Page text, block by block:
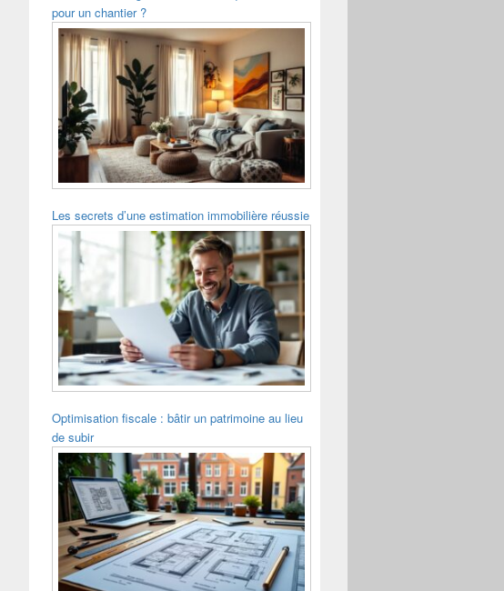
pour un chantier ?
Les secrets d’une estimation immobilière réussie
Optimisation fiscale : bâtir un patrimoine au lieu
de subir